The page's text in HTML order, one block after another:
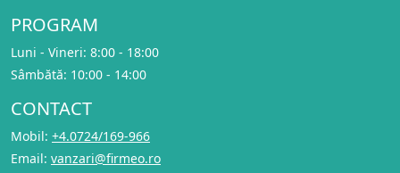
PROGRAM
Luni - Vineri: 8:00 - 18:00
Sâmbătă: 10:00 - 14:00
CONTACT
Mobil: +4.0724/169-966
Email: vanzari@firmeo.ro